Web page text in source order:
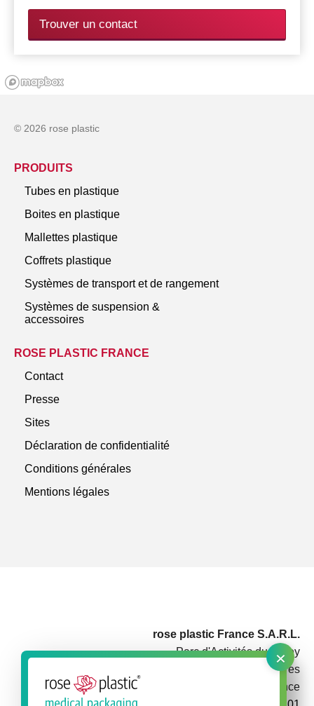
×
Trouver un contact
rose plastic France S.A.R.L.
Parc d'Activités du Rotey
73460 Notre Dame des Millières
France
© 2026 rose plastic
PRODUITS
Tubes en plastique
Boites en plastique
Mallettes plastique
Coffrets plastique
Systèmes de transport et de rangement
Systèmes de suspension &
accessoires
ROSE PLASTIC FRANCE
Contact
Presse
Sites
Déclaration de confidentialité
Conditions générales
Mentions légales